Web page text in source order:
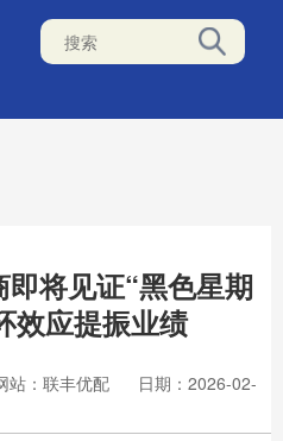
将见证“黑色星期
效应提振业绩
站：联丰优配
日期：2026-02-